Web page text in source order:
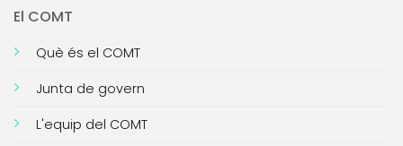
El COMT
Què és el COMT
Junta de govern
L'equip del COMT